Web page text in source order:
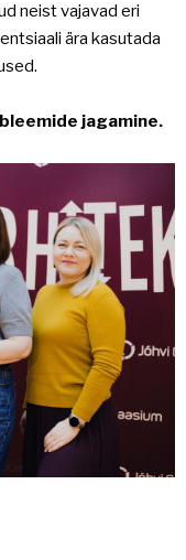
neist vajavad eri
ära kasutada
jagamine.